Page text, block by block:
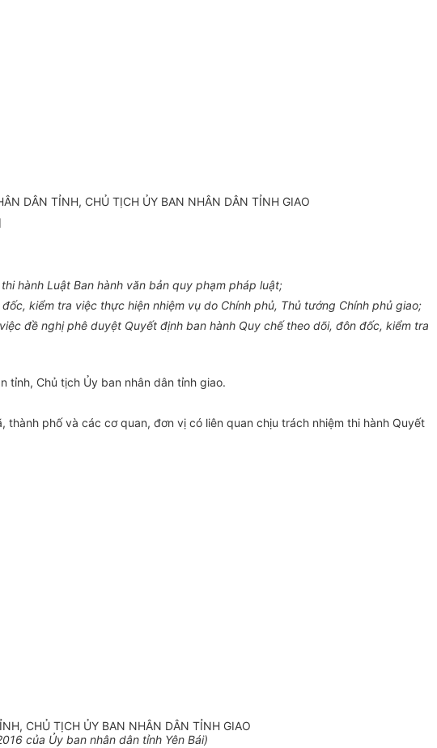
DÂN TỈNH, CHỦ TỊCH ỦY BAN NHÂN DÂN TỈNH GIAO
hành Luật Ban hành văn bản quy phạm pháp luật;
kiểm tra việc thực hiện nhiệm vụ do Chính phủ, Thủ tướng Chính phủ giao;
đề nghị phê duyệt Quyết định ban hành Quy chế theo dõi, đôn đốc, kiểm tra
tỉnh, Chủ tịch Ủy ban nhân dân tỉnh giao.
phố và các cơ quan, đơn vị có liên quan chịu trách nhiệm thi hành Quyết
CHỦ TỊCH ỦY BAN NHÂN DÂN TỈNH GIAO
của Ủy ban nhân dân tỉnh Yên Bái)